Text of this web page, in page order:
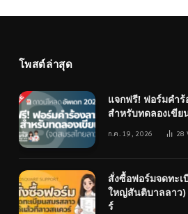
โพสต์ล่าสุด
แจกฟรี! ฟอร์มคำ
สำหรับทดลองเขีย
ก.ค. 19, 2026 28
สั่งซื้อฟอร์มจดทะ
ใหญ่สันติบาลลาว)
ร์